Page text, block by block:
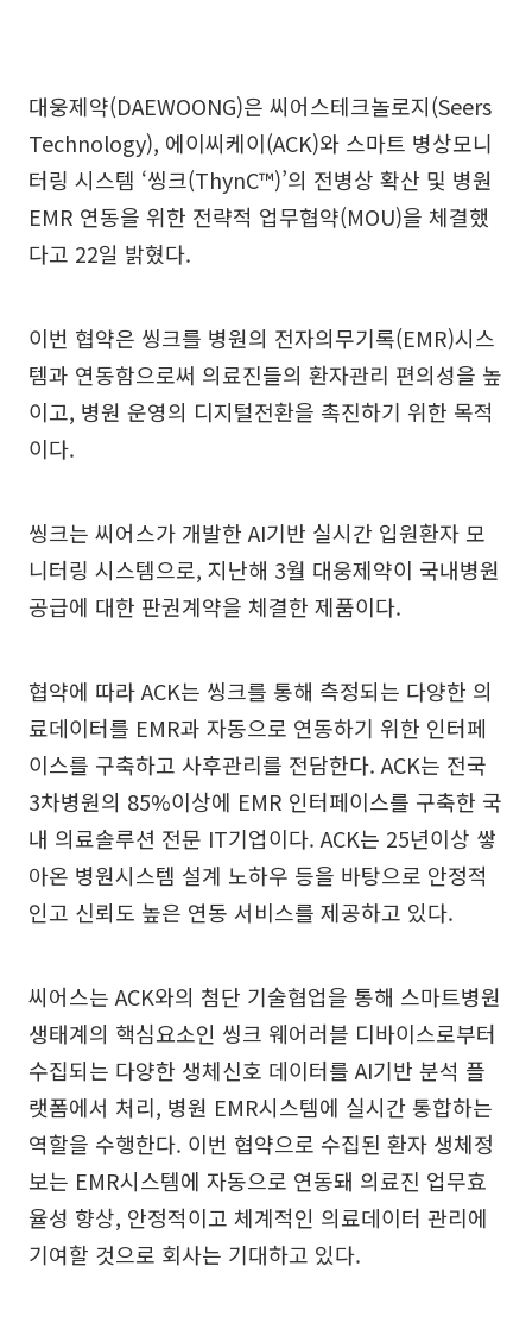
대웅제약(DAEWOONG)은 씨어스테크놀로지(Seers
Technology), 에이씨케이(ACK)와 스마트 병상모니
터링 시스템 ‘씽크(ThynC™)’의 전병상 확산 및 병원
EMR 연동을 위한 전략적 업무협약(MOU)을 체결했
다고 22일 밝혔다.
이번 협약은 씽크를 병원의 전자의무기록(EMR)시스
템과 연동함으로써 의료진들의 환자관리 편의성을 높
이고, 병원 운영의 디지털전환을 촉진하기 위한 목적
이다.
씽크는 씨어스가 개발한 AI기반 실시간 입원환자 모
니터링 시스템으로, 지난해 3월 대웅제약이 국내병원
공급에 대한 판권계약을 체결한 제품이다.
협약에 따라 ACK는 씽크를 통해 측정되는 다양한 의
료데이터를 EMR과 자동으로 연동하기 위한 인터페
이스를 구축하고 사후관리를 전담한다. ACK는 전국
3차병원의 85%이상에 EMR 인터페이스를 구축한 국
내 의료솔루션 전문 IT기업이다. ACK는 25년이상 쌓
아온 병원시스템 설계 노하우 등을 바탕으로 안정적
인고 신뢰도 높은 연동 서비스를 제공하고 있다.
씨어스는 ACK와의 첨단 기술협업을 통해 스마트병원
생태계의 핵심요소인 씽크 웨어러블 디바이스로부터
수집되는 다양한 생체신호 데이터를 AI기반 분석 플
랫폼에서 처리, 병원 EMR시스템에 실시간 통합하는
역할을 수행한다. 이번 협약으로 수집된 환자 생체정
보는 EMR시스템에 자동으로 연동돼 의료진 업무효
율성 향상, 안정적이고 체계적인 의료데이터 관리에
기여할 것으로 회사는 기대하고 있다.